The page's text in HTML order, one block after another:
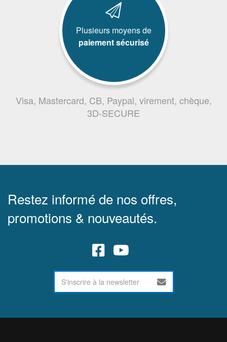
Plusieurs moyens de
paiement sécurisé
Visa, Mastercard, CB, Paypal, virement, chèque,
3D-SECURE
Restez informé de nos offres,
promotions & nouveautés.